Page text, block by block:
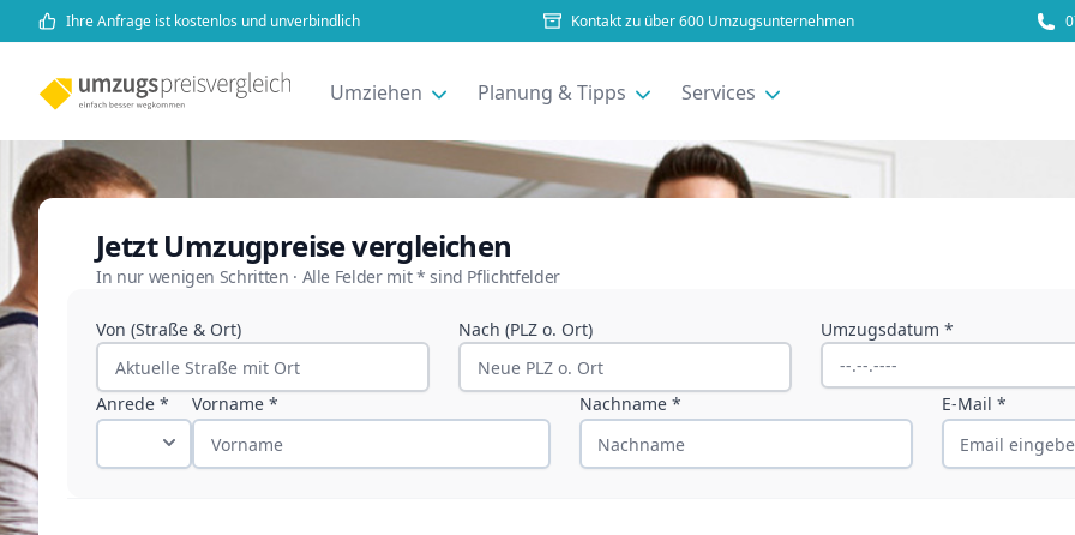
Ihre Anfrage ist kostenlos und unverbindlich Kontakt zu über 600 Umzugsunternehmen
Umziehen Planung & Tipps Services
Jetzt Umzugpreise vergleichen
In nur wenigen Schritten · Alle Felder mit * sind Pflichtfelder
Von (Straße & Ort) Nach (PLZ o. Ort) Umzugsdatum *
Anrede * Vorname * Nachname * E-Mail *